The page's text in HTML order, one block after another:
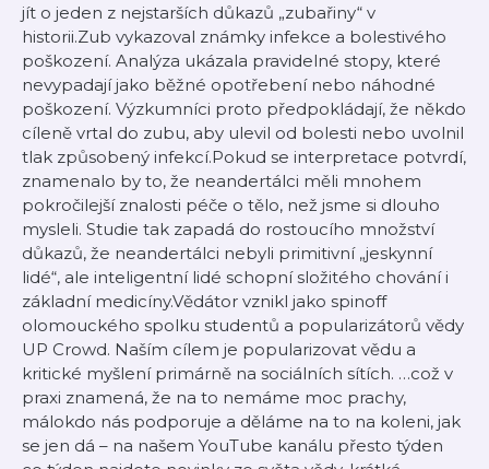
jít o jeden z nejstarších důkazů „zubařiny“ v
historii.Zub vykazoval známky infekce a bolestivého
poškození. Analýza ukázala pravidelné stopy, které
nevypadají jako běžné opotřebení nebo náhodné
poškození. Výzkumníci proto předpokládají, že někdo
cíleně vrtal do zubu, aby ulevil od bolesti nebo uvolnil
tlak způsobený infekcí.Pokud se interpretace potvrdí,
znamenalo by to, že neandertálci měli mnohem
pokročilejší znalosti péče o tělo, než jsme si dlouho
mysleli. Studie tak zapadá do rostoucího množství
důkazů, že neandertálci nebyli primitivní „jeskynní
lidé“, ale inteligentní lidé schopní složitého chování i
základní medicíny.Vědátor vznikl jako spinoff
olomouckého spolku studentů a popularizátorů vědy
UP Crowd. Naším cílem je popularizovat vědu a
kritické myšlení primárně na sociálních sítích. …což v
praxi znamená, že na to nemáme moc prachy,
málokdo nás podporuje a děláme na to na koleni, jak
se jen dá – na našem YouTube kanálu přesto týden